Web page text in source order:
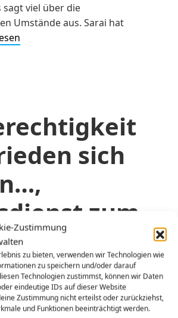
Zustimmung
zu bieten, verwenden wir Technologien wie
zu speichern und/oder darauf
Technologien zustimmst, können wir Daten
eindeutige IDs auf dieser Website
Zustimmung nicht erteilst oder zurückziehst,
und Funktionen beeinträchtigt werden.
sagt viel über die
Umstände aus. Sarai hat
Jahreslosung
(Gen
sich
zum
16, 2022vongerhardbeck